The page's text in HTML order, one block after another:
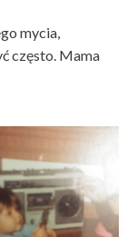
mycia,
często. Mama